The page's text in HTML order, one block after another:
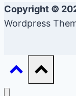
Copyright ©
Wordpress